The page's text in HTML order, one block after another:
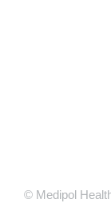
© Medipol